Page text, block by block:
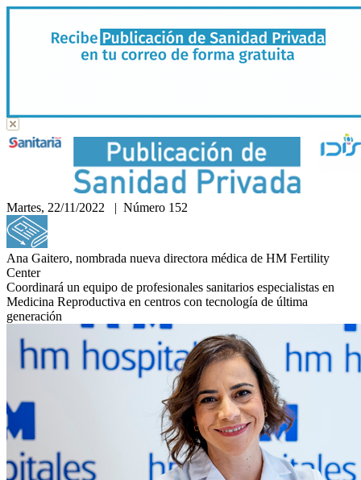
Martes, 22/11/2022 | Número 152
Ana Gaitero, nombrada nueva directora médica de HM Fertility
Center
Coordinará un equipo de profesionales sanitarios especialistas en
Medicina Reproductiva en centros con tecnología de última
generación